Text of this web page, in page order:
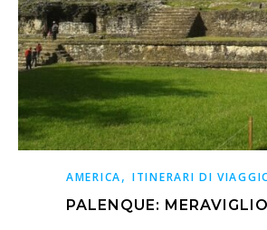
AMERICA, ITINERARI DI
PALENQUE: